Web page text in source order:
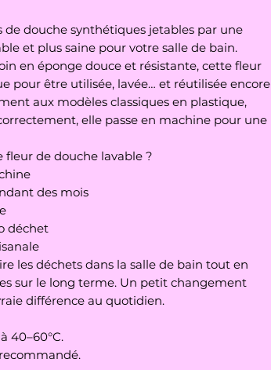
de douche synthétiques jetables par une
et plus saine pour votre salle de bain.
en éponge douce et résistante, cette fleur
pour être utilisée, lavée… et réutilisée encore
aux modèles classiques en plastique,
elle passe en machine pour une
fleur de douche lavable ?
des mois
déchet
les déchets dans la salle de bain tout en
sur le long terme. Un petit changement
différence au quotidien.
40–60°C.